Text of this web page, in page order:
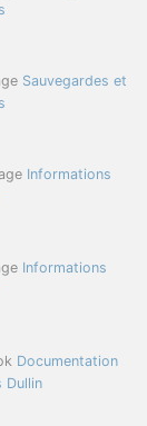
Sauvegardes et
Informations
Informations
Documentation
Dullin